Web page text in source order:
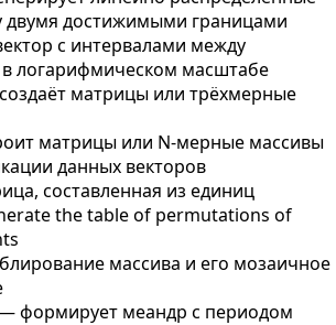
двумя достижимыми границами
с интервалами между
логарифмическом масштабе
создаёт матрицы или трёхмерные
матрицы или N-мерные массивы
данных векторов
составленная из единиц
the table of permutations of
массива и его мозаичное
формирует меандр с периодом